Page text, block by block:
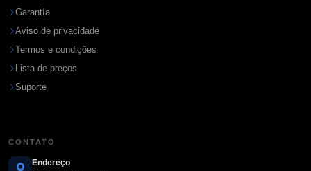
Garantía
Aviso de privacidade
Termos e condições
Lista de preços
Suporte
CONTATO
Endereço